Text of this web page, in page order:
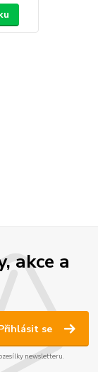
akce a
se
newsletteru.